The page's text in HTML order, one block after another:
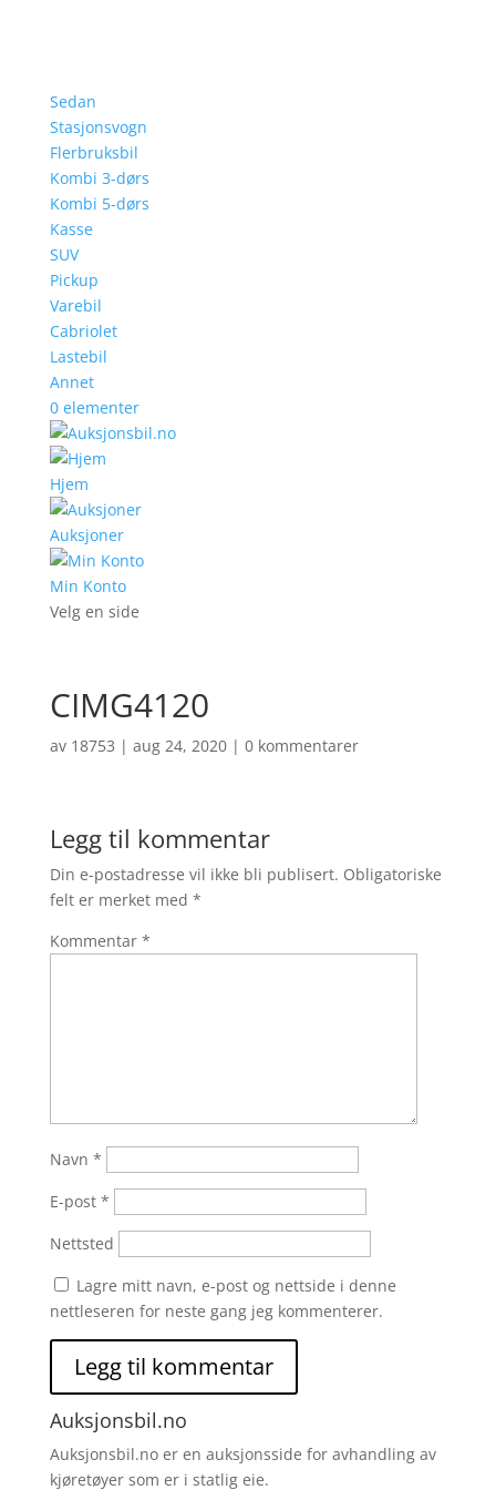
Sedan
Stasjonsvogn
Flerbruksbil
Kombi 3-dørs
Kombi 5-dørs
Kasse
SUV
Pickup
Varebil
Cabriolet
Lastebil
Annet
0 elementer
Hjem
Auksjoner
Min Konto
Velg en side
CIMG4120
av 18753 | aug 24, 2020| 0 kommentarer
Legg til kommentar
Din e-postadresse vil ikke bli publisert. Obligatoriske
felt er merket med *
Kommentar *
Navn *
E-post *
Nettsted
Lagre mitt navn, e-post og nettside i denne
nettleseren for neste gang jeg kommenterer.
Auksjonsbil.no
Auksjonsbil.no er en auksjonsside for avhandling av
kjøretøyer som er i statlig eie.